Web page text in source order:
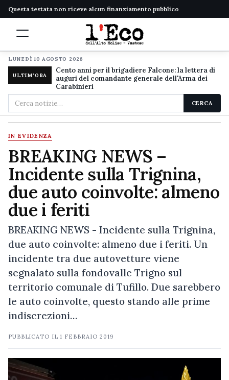
Questa testata non riceve alcun finanziamento pubblico
LUNEDÌ 10 AGOSTO 2026
ULTIM'ORA
Cento anni per il brigadiere Falcone: la lettera di
auguri del comandante generale dell'Arma dei
Carabinieri
Cerca
nel
sito
CERCA
IN EVIDENZA
BREAKING NEWS –
Incidente sulla Trignina,
due auto coinvolte: almeno
due i feriti
BREAKING NEWS - Incidente sulla Trignina,
due auto coinvolte: almeno due i feriti. Un
incidente tra due autovetture viene
segnalato sulla fondovalle Trigno sul
territorio comunale di Tufillo. Due sarebbero
le auto coinvolte, questo stando alle prime
indiscrezioni…
PUBBLICATO IL1 FEBBRAIO 2019